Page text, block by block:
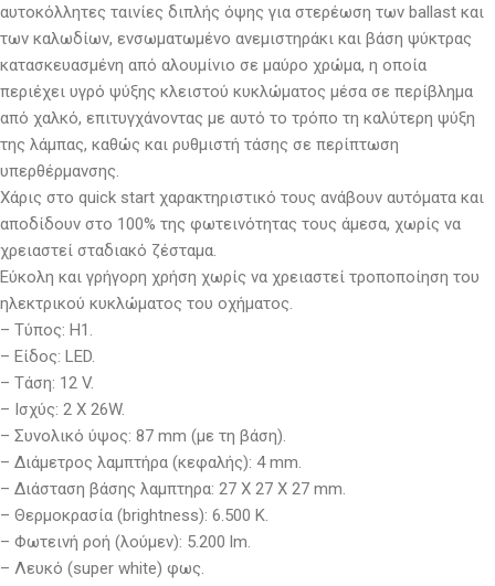
αυτοκόλλητες ταινίες διπλής όψης για στερέωση των ballast και
των καλωδίων, ενσωματωμένο ανεμιστηράκι και βάση ψύκτρας
κατασκευασμένη από αλουμίνιο σε μαύρο χρώμα, η οποία
περιέχει υγρό ψύξης κλειστού κυκλώματος μέσα σε περίβλημα
από χαλκό, επιτυγχάνοντας με αυτό το τρόπο τη καλύτερη ψύξη
της λάμπας, καθώς και ρυθμιστή τάσης σε περίπτωση
υπερθέρμανσης.
Χάρις στο quick start χαρακτηριστικό τους ανάβουν αυτόματα και
αποδίδουν στο 100% της φωτεινότητας τους άμεσα, χωρίς να
χρειαστεί σταδιακό ζέσταμα.
Εύκολη και γρήγορη χρήση χωρίς να χρειαστεί τροποποίηση του
ηλεκτρικού κυκλώματος του οχήματος.
– Τύπος: Η1.
– Είδος: LED.
– Τάση: 12 V.
– Ισχύς: 2 X 26W.
– Συνολικό ύψος: 87 mm (με τη βάση).
– Διάμετρος λαμπτήρα (κεφαλής): 4 mm.
– Διάσταση βάσης λαμπτηρα: 27 Χ 27 Χ 27 mm.
– Θερμoκρασία (brightness): 6.500 Κ.
– Φωτεινή ροή (λούμεν): 5.200 lm.
– Λευκό (super white) φως.